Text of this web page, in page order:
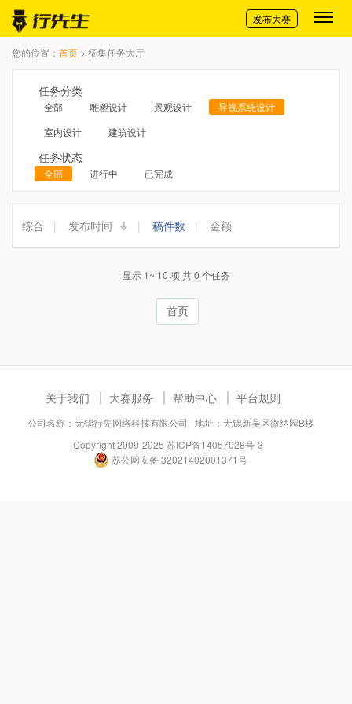
切换导航
发布大赛
您的位置： 首页 > 征集任务大厅
任务分类
全部 雕塑设计 景观设计
导视系统设计
室内设计
建筑设计
任务状态
全部 进行中 已完成
综合 | 发布时间 | 稿件数 | 金额
显示 1~ 10 项 共 0 个任务
首页
关于我们 大赛服务 帮助中心 平台规则
公司名称：无锡行先网络科技有限公司 地址：无锡新吴区微纳园B楼
Copyright 2009-2025 苏ICP备14057028号-3
苏公网安备 32021402001371号